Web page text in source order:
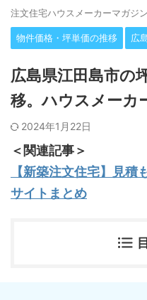
注⽂住宅ハウスメーカーマガジン
物件価格・坪単価の推移 広
広島県江田島市の
移。ハウスメーカ
2024年1月22日
＜関連記事＞
【新築注文住宅】見
サイトまとめ